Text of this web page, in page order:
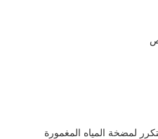
لمضخة المياه المغمورة